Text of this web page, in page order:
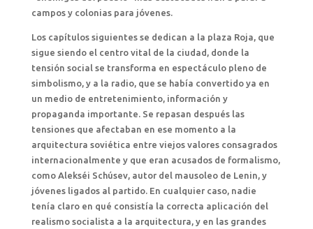
campos y colonias para jóvenes.
Los capítulos siguientes se dedican a la plaza Roja, que
sigue siendo el centro vital de la ciudad, donde la
tensión social se transforma en espectáculo pleno de
simbolismo, y a la radio, que se había convertido ya en
un medio de entretenimiento, información y
propaganda importante. Se repasan después las
tensiones que afectaban en ese momento a la
arquitectura soviética entre viejos valores consagrados
internacionalmente y que eran acusados de formalismo,
como Alekséi Schúsev, autor del mausoleo de Lenin, y
jóvenes ligados al partido. En cualquier caso, nadie
tenía claro en qué consistía la correcta aplicación del
realismo socialista a la arquitectura, y en las grandes